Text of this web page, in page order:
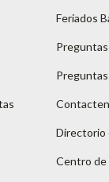
Feriados
Directorio
Centro de